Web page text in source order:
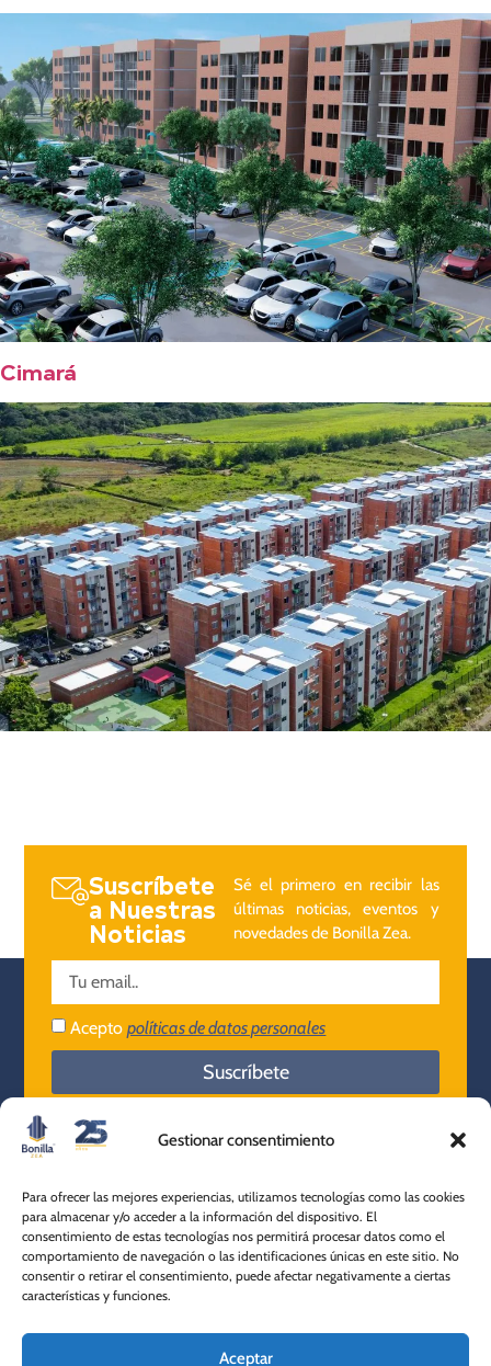
Gestionar consentimiento
Para ofrecer las mejores experiencias, utilizamos tecnologías como las cookies
para almacenar y/o acceder a la información del dispositivo. El
consentimiento de estas tecnologías nos permitirá procesar datos como el
comportamiento de navegación o las identificaciones únicas en este sitio. No
consentir o retirar el consentimiento, puede afectar negativamente a ciertas
características y funciones.
Aceptar
Cimará
Suscríbete
a Nuestras
Noticias
Sé el primero en recibir las
últimas noticias, eventos y
novedades de Bonilla Zea.
Aceptopolíticas de datos personales
Suscríbete
Ibagué - Tolima
604 501 2180
+57 316 820 9534
empresa
Servicio al